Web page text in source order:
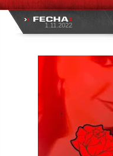
1.11.2022